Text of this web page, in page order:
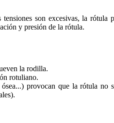
son excesivas, la rótula
y presión de la rótula.
la rodilla.
rotuliano.
provocan que la rótula no